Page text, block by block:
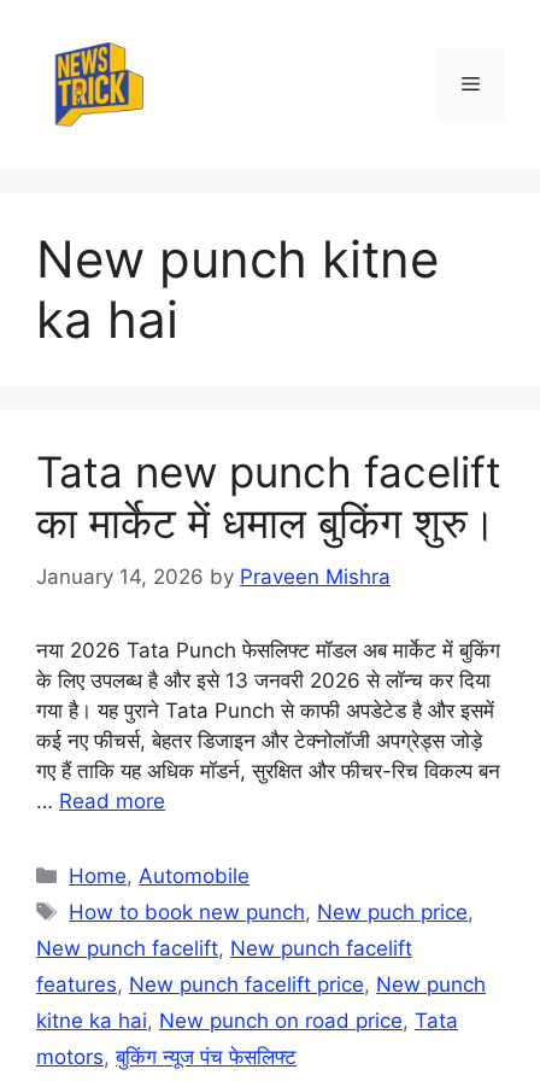
content
Menu
New punch kitne
ka hai
Tata new punch facelift
का मार्केट में धमाल बुकिंग शुरु।
January 14, 2026 by Praveen Mishra
नया 2026 Tata Punch फेसलिफ्ट मॉडल अब मार्केट में बुकिंग
के लिए उपलब्ध है और इसे 13 जनवरी 2026 से लॉन्च कर दिया
गया है। यह पुराने Tata Punch से काफी अपडेटेड है और इसमें
कई नए फीचर्स, बेहतर डिजाइन और टेक्नोलॉजी अपग्रेड्स जोड़े
गए हैं ताकि यह अधिक मॉडर्न, सुरक्षित और फीचर-रिच विकल्प बन
… Read more
Categories
Home, Automobile
Tags
How to book new punch, New puch price,
New punch facelift, New punch facelift
features, New punch facelift price, New punch
kitne ka hai, New punch on road price, Tata
motors,बुकिंग न्यूज पंच फेसलिफ्ट